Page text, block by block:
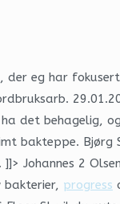
der eg har
ha det behagelig,
bakteppe. Bjørg
2 Olsen
progress